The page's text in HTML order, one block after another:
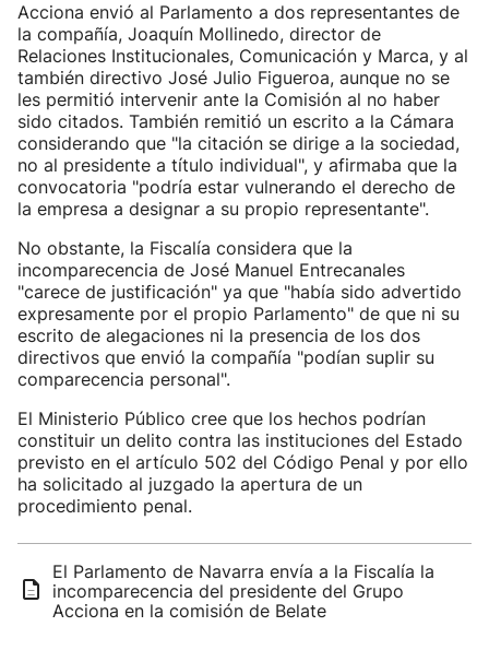
Acciona envió al Parlamento a dos representantes de
la compañía, Joaquín Mollinedo, director de
Relaciones Institucionales, Comunicación y Marca, y al
también directivo José Julio Figueroa, aunque no se
les permitió intervenir ante la Comisión al no haber
sido citados. También remitió un escrito a la Cámara
considerando que "la citación se dirige a la sociedad,
no al presidente a título individual", y afirmaba que la
convocatoria "podría estar vulnerando el derecho de
la empresa a designar a su propio representante".
No obstante, la Fiscalía considera que la
incomparecencia de José Manuel Entrecanales
"carece de justificación" ya que "había sido advertido
expresamente por el propio Parlamento" de que ni su
escrito de alegaciones ni la presencia de los dos
directivos que envió la compañía "podían suplir su
comparecencia personal".
El Ministerio Público cree que los hechos podrían
constituir un delito contra las instituciones del Estado
previsto en el artículo 502 del Código Penal y por ello
ha solicitado al juzgado la apertura de un
procedimiento penal.
El Parlamento de Navarra envía a la Fiscalía la
incomparecencia del presidente del Grupo
Acciona en la comisión de Belate